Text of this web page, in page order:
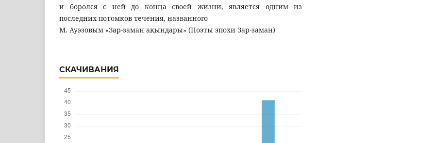
и боролся с ней до конца своей жизни, является одним из
последних потомков течения, названного
М. Ауэзовым «Зар-заман ақындары» (Поэты эпохи Зар-заман)
СКАЧИВАНИЯ